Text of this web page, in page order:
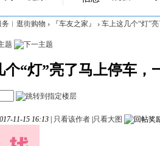
务︱逛街购物 › 『车友之家』 › 车上这几个“灯”
个“灯”亮了马上停车，
11-15 16:13
只看该作者 只看大图